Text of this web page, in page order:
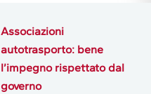
Associazioni
autotrasporto: bene
l’impegno rispettato dal
governo